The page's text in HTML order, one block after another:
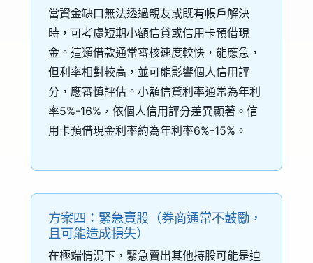
當資金缺口無法透過親友或既有帳戶解決
時，可考慮短期小額信貸或信用卡預借現
金。這類借款通常審核速度較快，能應急，
但利率相對較高，並可能影響個人信用評
分，應審慎評估。小額信貸利率通常為年利
率5%-16%，依個人信用評分差異顯著。信
用卡預借現金利率約為年利率6%-15%。
方案四：緊急賣股（券商通常不鼓勵，
且可能造成損失）
在極端情況下，緊急賣出其他持股可能是迫